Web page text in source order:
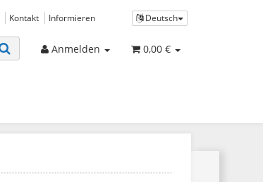
Deutsch
Kontakt Informieren
Anmelden 0,00 €